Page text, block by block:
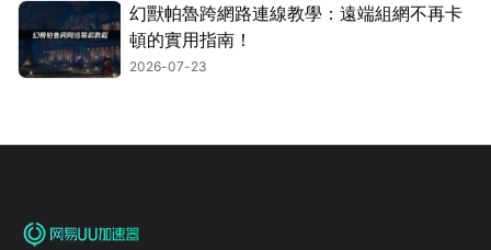
幻獸帕魯跨網路連線教學：遠端組網不再卡
頓的實用指南！
2026-07-23